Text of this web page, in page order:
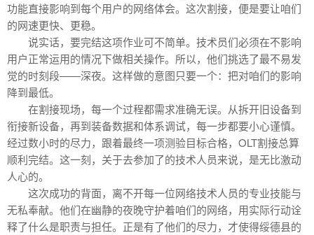
功能直接影响到每个用户的网络体会。这次割接，便是要让咱们
的网速更快、更稳。
说实话，要完结这项作业可不简单。技术员们必须在不影响
用户正常运用的情况下做相关操作。所以，他们挑选了最不易发
觉的时刻段——深夜。这样做的意图只要一个：把对咱们的影响
降到最低。
在割接现场，每一个过程都需求准确无误。从拆开旧设备到
衔接新设备，再到装备数据和体系调试，每一步都要小心谨慎。
经过数小时的尽力，跟着最终一项测验目标合格，OLT割接总算
顺利完结。这一刻，关于去参加了的技术人员来说，是无比激动
人心的。
这次成功的背面，离不开每一位网络技术人员的专业技能与
无私奉献。他们在幽静的夜晚守护着咱们的网络，用实际行动诠
释了什么是职责与担任。正是有了他们的尽力，才使得绥德县的